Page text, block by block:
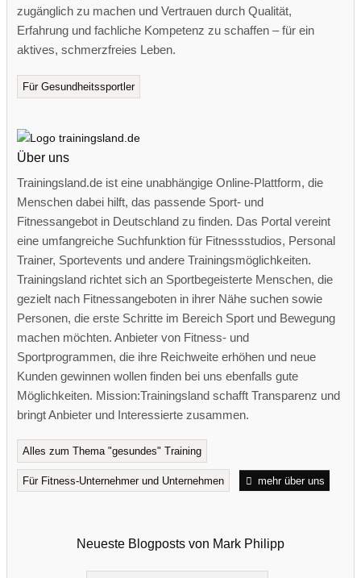
zugänglich zu machen und Vertrauen durch Qualität,
Erfahrung und fachliche Kompetenz zu schaffen – für ein
aktives, schmerzfreies Leben.
Für Gesundheitssportler
Über uns
Trainingsland.de ist eine unabhängige Online-Plattform, die
Menschen dabei hilft, das passende Sport- und
Fitnessangebot in Deutschland zu finden. Das Portal vereint
eine umfangreiche Suchfunktion für Fitnessstudios, Personal
Trainer, Sportevents und andere Trainingsmöglichkeiten.
Trainingsland richtet sich an Sportbegeisterte Menschen, die
gezielt nach Fitnessangeboten in ihrer Nähe suchen sowie
Personen, die erste Schritte im Bereich Sport und Bewegung
machen möchten. Anbieter von Fitness- und
Sportprogrammen, die ihre Reichweite erhöhen und neue
Kunden gewinnen wollen finden bei uns ebenfalls gute
Möglichkeiten. Mission:Trainingsland schafft Transparenz und
bringt Anbieter und Interessierte zusammen.
Alles zum Thema "gesundes" Training
Für Fitness-Unternehmer und Unternehmen mehr über uns
Neueste Blogposts von Mark Philipp